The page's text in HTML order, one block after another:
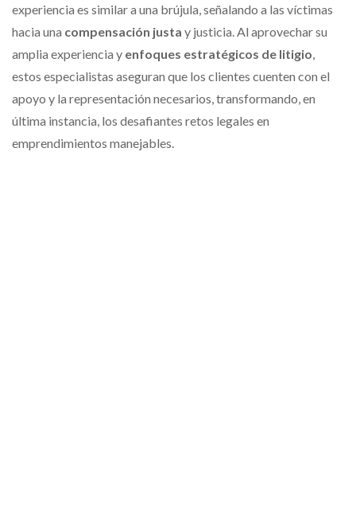
experiencia es similar a una brújula, señalando a las víctimas
hacia una compensación justa y justicia. Al aprovechar su
amplia experiencia y enfoques estratégicos de litigio
estos especialistas aseguran que los clientes cuenten con el
apoyo y la representación necesarios, transformando, en
última instancia, los desafiantes retos legales en
emprendimientos manejables.